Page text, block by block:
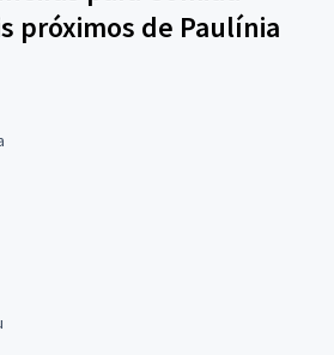
próximos de Paulínia